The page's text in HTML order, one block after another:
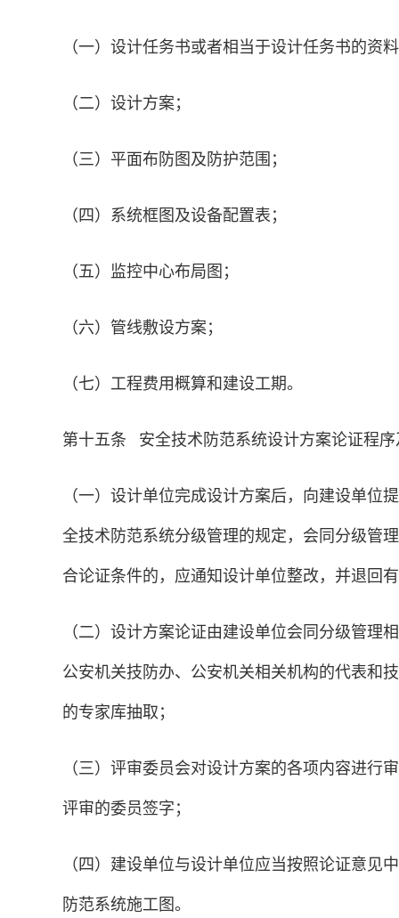
（一）设计任务书或者相当于设计任务书的资
（二）设计方案；
（三）平面布防图及防护范围；
（四）系统框图及设备配置表；
（五）监控中心布局图；
（六）管线敷设方案；
（七）工程费用概算和建设工期。
第十五条 安全技术防范系统设计方案论证程序
（一）设计单位完成设计方案后，向建设单
全技术防范系统分级管理的规定，会同分级管
合论证条件的，应通知设计单位整改，并退回
（二）设计方案论证由建设单位会同分级管
公安机关技防办、公安机关相关机构的代表和
的专家库抽取；
（三）评审委员会对设计方案的各项内容进
评审的委员签字；
（四）建设单位与设计单位应当按照论证意
防范系统施工图。